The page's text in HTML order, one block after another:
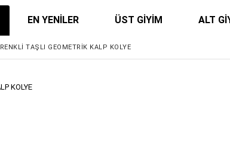
EN YENİLER ÜST GİYİM ALT
RENKLİ TAŞLI GEOMETRİK KALP KOLYE